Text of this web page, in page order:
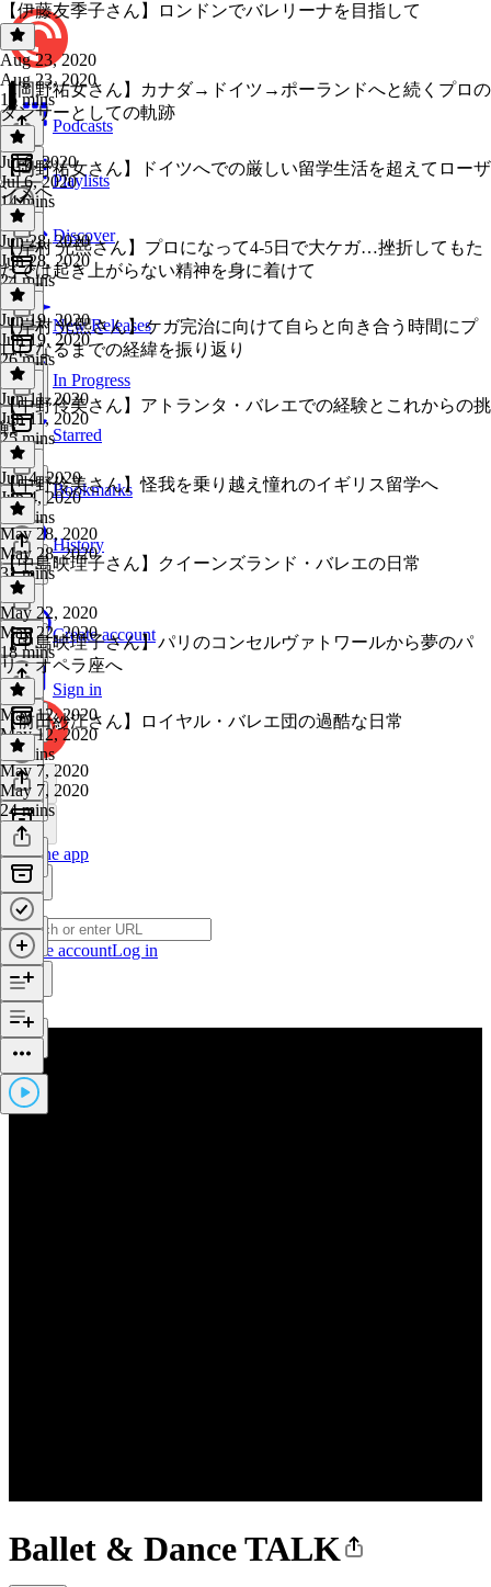
Podcasts
Playlists
Discover
New Releases
In Progress
Starred
Bookmarks
History
Create account
Sign in
Get the app
Create accountLog in
Ballet & Dance TALK
【伊藤友季子さん】ロンドンでバレリーナを目指して
Aug 23, 2020
Aug 23, 2020
15 mins
【岡野祐女さん】カナダ→ドイツ→ポーランドへと続くプロの
ダンサーとしての軌跡
Jul 6, 2020
Jul 6, 2020
14 mins
【岡野祐女さん】ドイツへでの厳しい留学生活を超えてローザ
ンヌへ
Jun 28, 2020
Jun 28, 2020
24 mins
【岸村 光熙さん】プロになって4‐5日で大ケガ…挫折してもた
だでは起き上がらない精神を身に着けて
Jun 19, 2020
Jun 19, 2020
26 mins
【岸村 光熙さん】ケガ完治に向けて自らと向き合う時間にプ
ロになるまでの経緯を振り返り
Jun 11, 2020
Jun 11, 2020
25 mins
【中野伶美さん】アトランタ・バレエでの経験とこれからの挑
戦
Jun 4, 2020
Jun 4, 2020
18 mins
【中野伶美さん】怪我を乗り越え憧れのイギリス留学へ
May 28, 2020
May 28, 2020
31 mins
【中島映理子さん】クイーンズランド・バレエの日常
May 22, 2020
May 22, 2020
18 mins
【中島映理子さん】パリのコンセルヴァトワールから夢のパ
リ・オペラ座へ
May 12, 2020
May 12, 2020
31 mins
【前田紗江さん】ロイヤル・バレエ団の過酷な日常
May 7, 2020
May 7, 2020
24 mins